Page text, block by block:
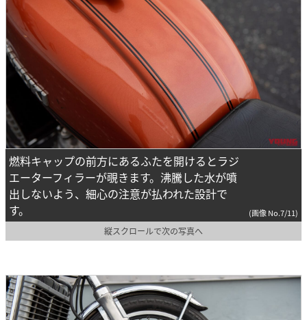
燃料キャップの前方にあるふたを開けるとラジ
エーターフィラーが覗きます。沸騰した水が噴
出しないよう、細心の注意が払われた設計で
す。
(画像 No.7/11)
縦スクロールで次の写真へ